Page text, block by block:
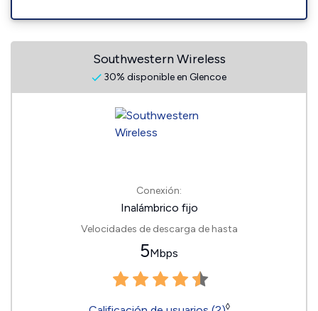
Southwestern Wireless
30% disponible en Glencoe
Conexión:
Inalámbrico fijo
Velocidades de descarga de hasta
5Mbps
◊